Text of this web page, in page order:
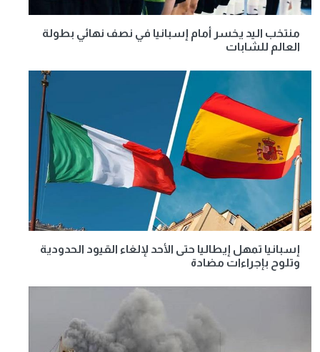
منتخب اليد يخسر أمام إسبانيا في نصف نهائي بطولة
العالم للشابات
إسبانيا تمهل إيطاليا حتى الأحد لإلغاء القيود الحدودية
وتلوح بإجراءات مضادة